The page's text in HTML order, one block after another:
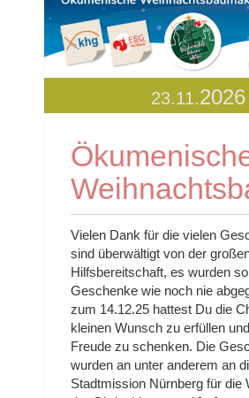
23.11.2026
Vielen Dank für die vielen
sind überwältigt von der
Hilfsbereitschaft, es wurden
Geschenke wie noch nie
zum 14.12.25 hattest Du die
kleinen Wunsch zu erfüllen
Freude zu schenken. Die
wurden an unter anderem an
Stadtmission Nürnberg für die